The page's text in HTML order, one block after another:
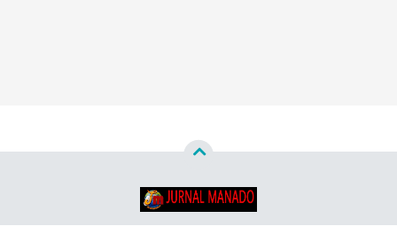
Copyright ©2026Jurnal Manado - Santun & Terpercaya™